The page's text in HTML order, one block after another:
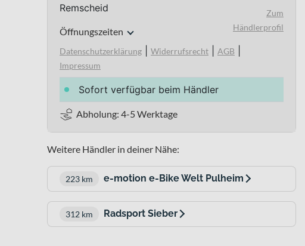
Remscheid
Öffnungszeiten
Zum
Händlerprofil
Datenschutzerklärung Widerrufsrecht AGB
Impressum
Sofort verfügbar beim Händler
Abholung: 4-5 Werktage
Weitere Händler in deiner Nähe:
223 km e-motion e-Bike Welt Pulheim
312 km Radsport Sieber